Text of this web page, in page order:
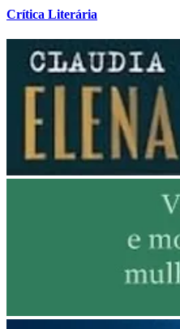
Crítica Literária